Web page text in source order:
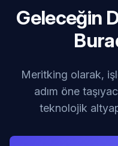
Geleceğin
Meritking olarak,
adım öne
teknolojik